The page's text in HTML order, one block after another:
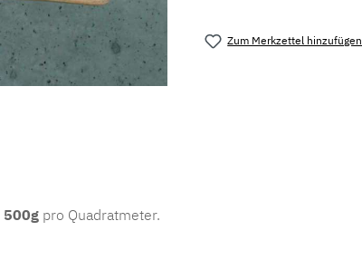
Zum Merkzettel hinzufügen
500g pro Quadratmeter.